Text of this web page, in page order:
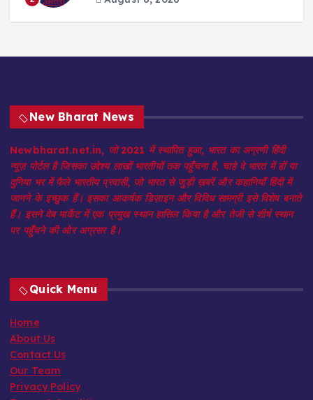
New Bharat News
Newbharat.net.in, जो 2021 में स्थापित हुआ, भारत का अग्रणी हिंदी
न्यूज़ पोर्टल है जिसका उद्देश्य लाखों भारतीयों तक पहुँचना है, चाहे वे भारत में हों या
दुनिया भर में फैले भारतीय प्रवासी, जो भारत से जुड़ी ख़बरें और कहानियाँ हिंदी में
जानने के इच्छुक हैं। इसका आकर्षक डिज़ाइन और विविध सामग्री इसे विशेष बनाते
हैं। इसने वेब मार्केट में एक प्रमुख स्थान हासिल किया है और तेजी से शीर्ष स्थान
पर पहुँचने की ओर अग्रसर है।
Quick Menu
About Us
Contact Us
Our Team
Privacy Policy
Terms & Conditions